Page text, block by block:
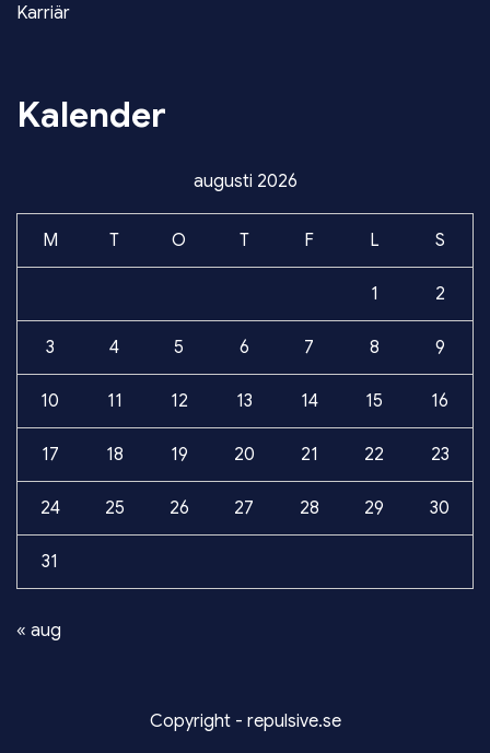
Karriär
Kalender
augusti 2026
M T O T F L S
1 2
3 4 5 6 7 8 9
10 11 12 13 14 15 16
17 18 19 20 21 22 23
24 25 26 27 28 29 30
31
« aug
Copyright - repulsive.se